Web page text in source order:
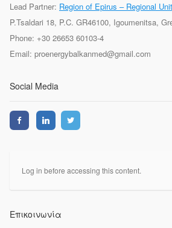
Lead Partner: Region of Epirus – Regional
P.Tsaldari 18, P.C. GR46100, Igoumenitsa,
Phone: +30 26653 60103-4
Email: proenergybalkanmed@gmail.com
Social Media
Log in before accessing this content.
Επικοινωνία